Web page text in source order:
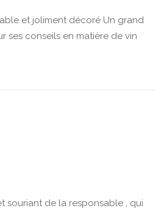
et joliment décoré Un grand
ses conseils en matière de vin
souriant de la responsable , qui